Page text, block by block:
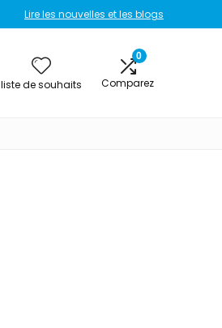
Lire les nouvelles et les blogs
liste de souhaits
0
Comparez